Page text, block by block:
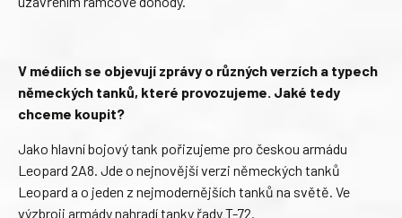
V médiích se objevují zprávy o různých verzích a typech
německých tanků, které provozujeme. Jaké tedy
chceme koupit?
Jako hlavní bojový tank pořizujeme pro českou armádu
Leopard 2A8. Jde o nejnovější verzi německých tanků
Leopard a o jeden z nejmodernějších tanků na světě. Ve
výzbroji armády nahradí tanky řady T-72.